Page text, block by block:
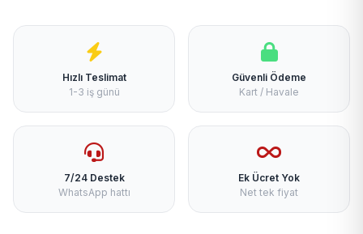
Hızlı Teslimat
1-3 iş günü
Güvenli Ödeme
Kart / Havale
7/24 Destek
WhatsApp hattı
Ek Ücret Yok
Net tek fiyat